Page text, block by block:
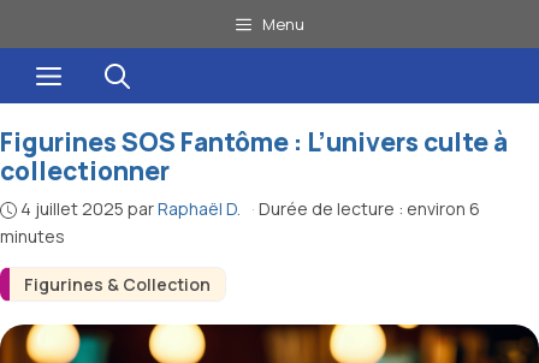
au
contenu
Menu
Menu
Figurines & Collection
Figurines SOS Fantôme : L’univers culte à
collectionner
4 juillet 2025 parRaphaël D. · Durée de lecture : environ 6
minutes